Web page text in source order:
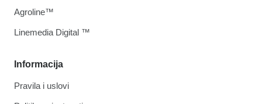
Informacija
Pravila i uslovi
Agroline™
Linemedia Digital ™